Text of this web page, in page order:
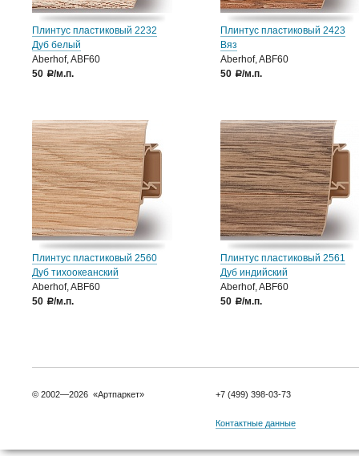
Плинтус пластиковый 2232
Дуб белый
Aberhof, ABF60
50
a/м.п.
Плинтус пластиковый 2423
Вяз
Aberhof, ABF60
50
a/м.п.
Плинтус пластиковый 2560
Дуб тихоокеанский
Aberhof, ABF60
50
a/м.п.
Плинтус пластиковый 2561
Дуб индийский
Aberhof, ABF60
50
a/м.п.
© 2002—2026 «Артпаркет» +7 (499) 398-03-73
Контактные данные